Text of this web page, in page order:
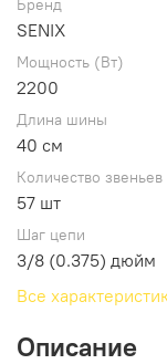
Бренд
SENIX
Мощность (Вт)
2200
Длина шины
40 см
Количество звеньев
57 шт
Шаг цепи
3/8 (0.375) дюйм
Все
Описание